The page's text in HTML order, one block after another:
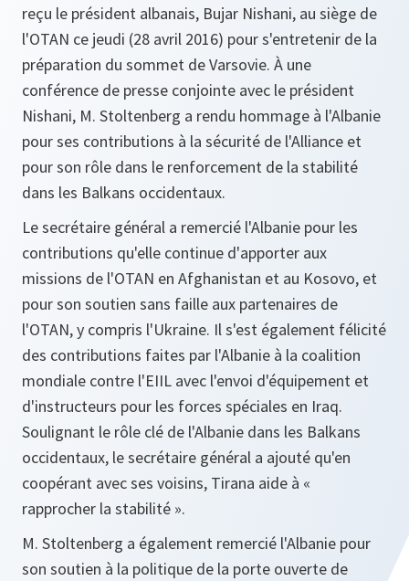
reçu le président albanais, Bujar Nishani, au siège de
l'OTAN ce jeudi (28 avril 2016) pour s'entretenir de la
préparation du sommet de Varsovie. À une
conférence de presse conjointe avec le président
Nishani, M. Stoltenberg a rendu hommage à l'Albanie
pour ses contributions à la sécurité de l'Alliance et
pour son rôle dans le renforcement de la stabilité
dans les Balkans occidentaux.
Le secrétaire général a remercié l'Albanie pour les
contributions qu'elle continue d'apporter aux
missions de l'OTAN en Afghanistan et au Kosovo, et
pour son soutien sans faille aux partenaires de
l'OTAN, y compris l'Ukraine. Il s'est également félicité
des contributions faites par l'Albanie à la coalition
mondiale contre l'EIIL avec l'envoi d'équipement et
d'instructeurs pour les forces spéciales en Iraq.
Soulignant le rôle clé de l'Albanie dans les Balkans
occidentaux, le secrétaire général a ajouté qu'en
coopérant avec ses voisins, Tirana aide à «
rapprocher la stabilité ».
M. Stoltenberg a également remercié l'Albanie pour
son soutien à la politique de la porte ouverte de